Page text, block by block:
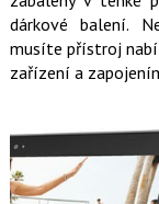
dárkové balení.
musíte přístroj
zařízení a